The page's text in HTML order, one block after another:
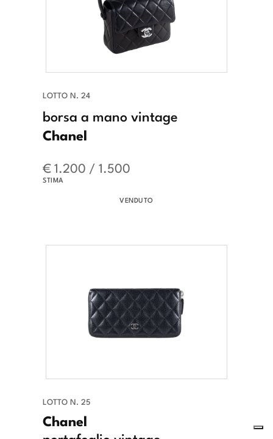
LOTTO N. 24
Chanel
borsa a mano vintage
€ 1.200 / 1.500
STIMA
VENDUTO
LOTTO N. 25
Chanel